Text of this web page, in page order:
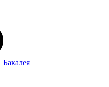
Бакалея